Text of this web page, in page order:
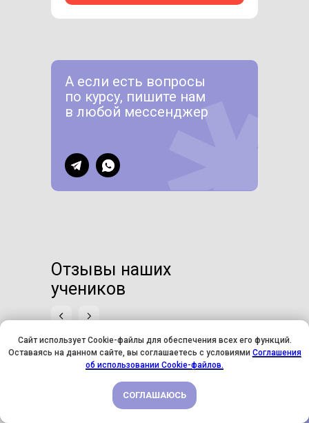
А если есть вопросы
по курсу, пишите нам
в любой мессенджер
Отзывы наших
учеников
Надежда Мокшина
У НАС ДЕНЬ РОЖДЕНИЯ! ВСЕМ СКИДКИ НА ОБУЧЕНИЕ!
ПОДРОБНЕЕ
Сайт использует Cookie-файлы для обеспечения всех его функций.
Оставаясь на данном сайте, вы соглашаетесь с условиями Соглашения
об использовании Cookie-файлов.
СОГЛАШАЮСЬ